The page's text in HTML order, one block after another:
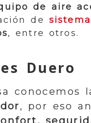
de aire
de
, entre otros.
Duero
conocemos
, por eso